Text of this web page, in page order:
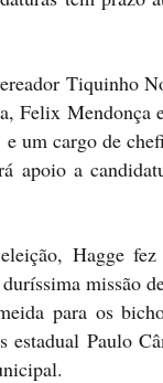
Tiquinho
Felix Mendonça
um cargo de
apoio a
Hagge
missão
para os
Paulo